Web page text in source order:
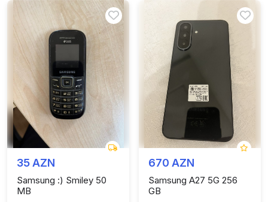
35 AZN
Samsung :) Smiley 50
MB
670 AZN
Samsung A27 5G 256
GB